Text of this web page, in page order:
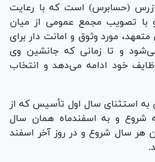
(حسابرس) است که با رعایت
با تصویب مجمع عمومی از میان
مورد وثوق و امانت دار برای
و تا زمانی که جانشین وی
خود ادامه می‌دهد و انتخاب
به استثنای سال اول تأسیس که از
شروع و به اسفندماه همان سال
هر سال شروع و در روز آخر اسفند